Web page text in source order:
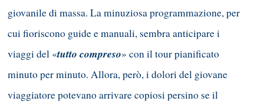
giovanile di massa. La minuziosa programmazione, per
cui fioriscono guide e manuali, sembra anticipare i
viaggi del «tutto compreso» con il tour pianificato
minuto per minuto. Allora, però, i dolori del giovane
viaggiatore potevano arrivare copiosi persino se il